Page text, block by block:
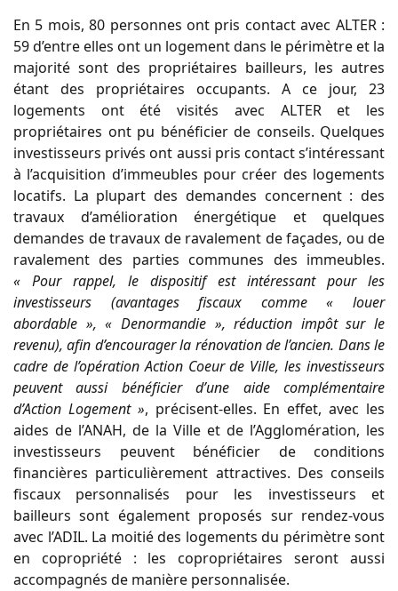
En 5 mois, 80 personnes ont pris contact avec ALTER :
59 d’entre elles ont un logement dans le périmètre et la
majorité sont des propriétaires bailleurs, les autres
étant des propriétaires occupants. A ce jour, 23
logements ont été visités avec ALTER et les
propriétaires ont pu bénéficier de conseils. Quelques
investisseurs privés ont aussi pris contact s’intéressant
à l’acquisition d’immeubles pour créer des logements
locatifs. La plupart des demandes concernent : des
travaux d’amélioration énergétique et quelques
demandes de travaux de ravalement de façades, ou de
ravalement des parties communes des immeubles.
« Pour rappel, le dispositif est intéressant pour les
investisseurs (avantages fiscaux comme « louer
abordable », « Denormandie », réduction impôt sur le
revenu), afin d’encourager la rénovation de l’ancien. Dans le
cadre de l’opération Action Coeur de Ville, les investisseurs
peuvent aussi bénéficier d’une aide complémentaire
d’Action Logement », précisent-elles. En effet, avec les
aides de l’ANAH, de la Ville et de l’Agglomération, les
investisseurs peuvent bénéficier de conditions
financières particulièrement attractives. Des conseils
fiscaux personnalisés pour les investisseurs et
bailleurs sont également proposés sur rendez-vous
avec l’ADIL. La moitié des logements du périmètre sont
en copropriété : les copropriétaires seront aussi
accompagnés de manière personnalisée.